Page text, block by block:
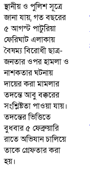
স্থানীয় ও পুলিশ সূত্রে
জানা যায়, গত বছরের
৫ আগস্ট পাটুরিয়া
ফেরিঘাট এলাকায়
বৈষম্য বিরোধী ছাত্র-
জনতার ওপর হামলা ও
নাশকতার ঘটনায়
দায়ের করা মামলার
তদন্তে আবু বক্করের
সংশ্লিষ্টতা পাওয়া যায়।
তদন্তের ভিত্তিতে
বুধবার ৫ ফেব্রুয়ারি
রাতে অভিযান চালিয়ে
তাকে গ্রেফতার করা
হয়।